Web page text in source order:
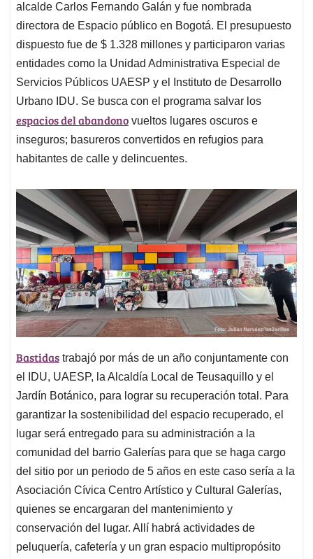
alcalde Carlos Fernando Galán y fue nombrada
directora de Espacio público en Bogotá. El presupuesto
dispuesto fue de $ 1.328 millones y participaron varias
entidades como la Unidad Administrativa Especial de
Servicios Públicos UAESP y el Instituto de Desarrollo
Urbano IDU. Se busca con el programa salvar los
espacios del abandono vueltos lugares oscuros e
inseguros; basureros convertidos en refugios para
habitantes de calle y delincuentes.
Bastidas trabajó por más de un año conjuntamente con
el IDU, UAESP, la Alcaldía Local de Teusaquillo y el
Jardín Botánico, para lograr su recuperación total. Para
garantizar la sostenibilidad del espacio recuperado, el
lugar será entregado para su administración a la
comunidad del barrio Galerías para que se haga cargo
del sitio por un periodo de 5 años en este caso sería a la
Asociación Cívica Centro Artístico y Cultural Galerías,
quienes se encargaran del mantenimiento y
conservación del lugar. Allí habrá actividades de
peluquería, cafetería y un gran espacio multipropósito